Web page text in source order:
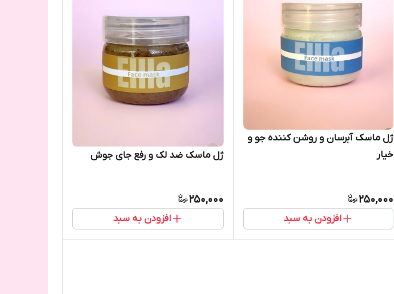
ژل ماسک آبرسان و روشن کننده جو و
خیار
250,000
افزودن به سبد
ژل ماسک ضد لک و رفع جای جوش
250,000
افزودن به سبد